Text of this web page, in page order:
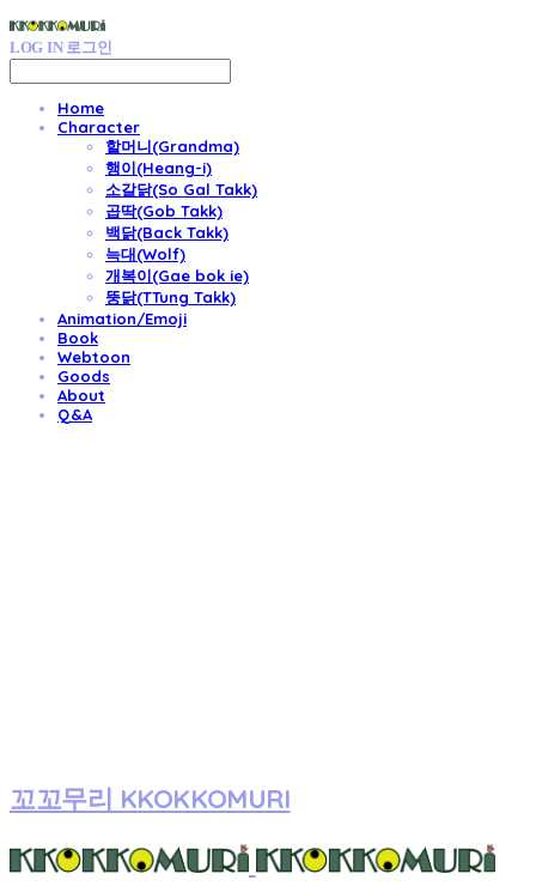
LOG IN 로그인
Home
Character
할머니(Grandma)
행이(Heang-i)
소갈닭(So Gal Takk)
곱딱(Gob Takk)
백닭(Back Takk)
늑대(Wolf)
개복이(Gae bok ie)
뚱닭(TTung Takk)
Animation/Emoji
Book
Webtoon
Goods
About
Q&A
꼬꼬무리 KKOKKOMURI